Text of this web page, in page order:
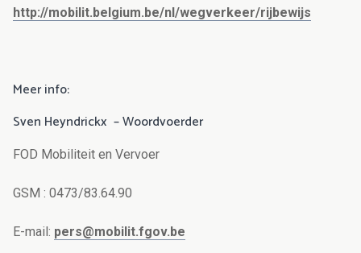
http://mobilit.belgium.be/nl/wegverkeer/rijbewijs
Meer info:
Sven Heyndrickx – Woordvoerder
FOD Mobiliteit en Vervoer
GSM : 0473/83.64.90
E-mail: pers@mobilit.fgov.be